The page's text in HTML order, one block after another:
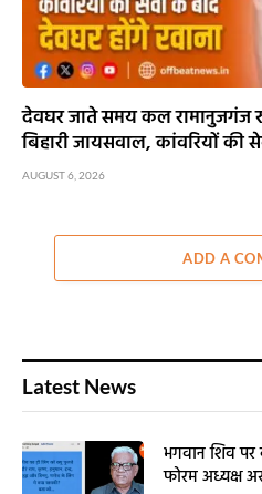
देवघर जाते समय कल रामानुजगंज
बिहारी जायसवाल, कांवरियों की
AUGUST 6, 2026
ADD A
Latest News
भगवान शिव पर
फोरम अध्यक्ष